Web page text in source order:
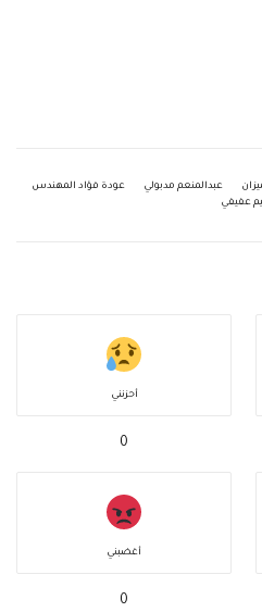
عبدالمنعم مدبولي
عودة فؤاد المهندس
عفيفي
أحزنني
0
أغضبني
0